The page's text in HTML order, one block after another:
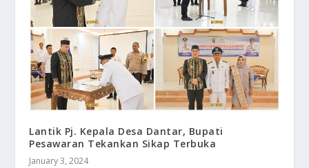
Lantik Pj. Kepala Desa Dantar, Bupati
Pesawaran Tekankan Sikap Terbuka
January 3, 2024